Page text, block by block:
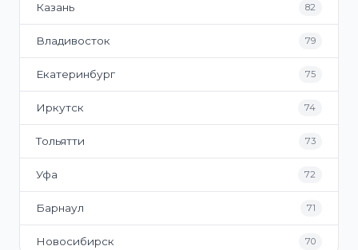
Казань 82
Владивосток 79
Екатеринбург 75
Иркутск 74
Тольятти 73
Уфа 72
Барнаул 71
Новосибирск 70